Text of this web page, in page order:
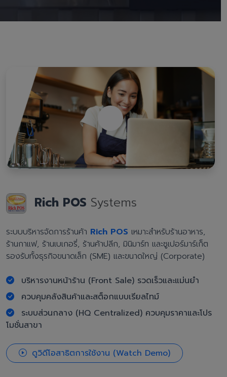
Rich POS Systems
ระบบบริหารจัดการร้านค้า Rich POS เหมาะสำหรับร้านอาหาร,
ร้านกาแฟ, ร้านเบเกอรี่, ร้านค้าปลีก, มินิมาร์ท และซูเปอร์มาร์เก็ต
รองรับทั้งธุรกิจขนาดเล็ก (SME) และขนาดใหญ่ (Corporate)
บริหารงานหน้าร้าน (Front Sale) รวดเร็วและแม่นยำ
ควบคุมคลังสินค้าและสต็อกแบบเรียลไทม์
ระบบส่วนกลาง (HQ Centralized) ควบคุมราคาและโปร
โมชั่นสาขา
ดูวิดีโอสาธิตการใช้งาน (Watch Demo)